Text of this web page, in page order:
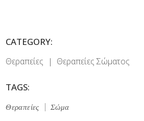
CATEGORY:
Θεραπείες Θεραπείες Σώματος
TAGS:
Θεραπείες Σώμα